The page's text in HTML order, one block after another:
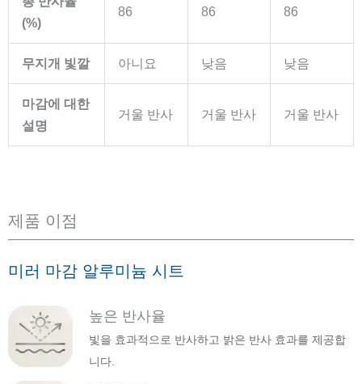
(%)
86 86 86
무지개 빛깔 아니요 낮음 낮음
마감에 대한
설명
거울 반사 거울 반사 거울 반사
제품 이점
미러 마감 알루미늄 시트
높은 반사율
빛을 효과적으로 반사하고 밝은 반사 효과를 제공합
니다.